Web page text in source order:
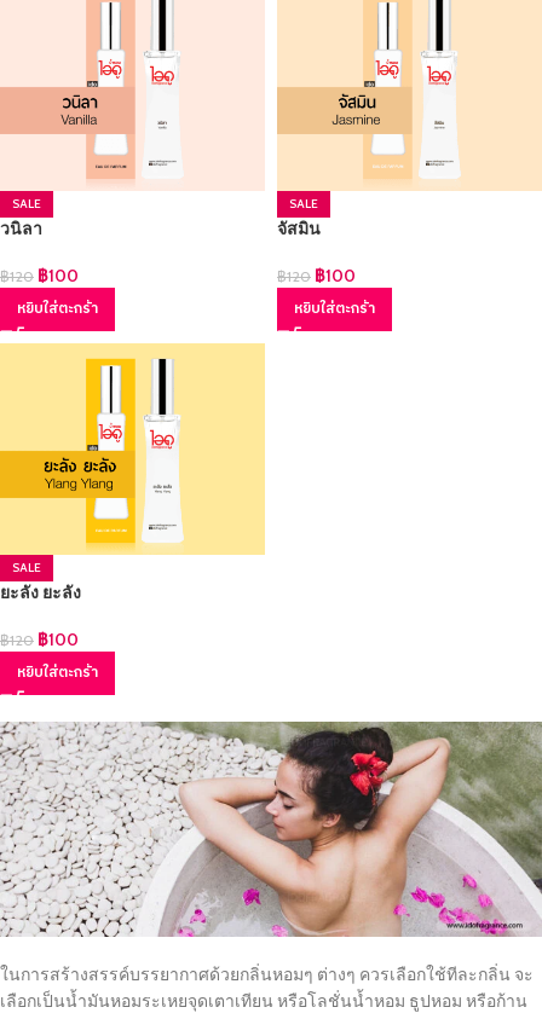
SALE
วนิลา
฿120 ฿100
หยิบใส่ตะกร้า
SALE
จัสมิน
฿120 ฿100
หยิบใส่ตะกร้า
SALE
ยะลัง ยะลัง
฿120 ฿100
หยิบใส่ตะกร้า
ในการสร้างสรรค์บรรยากาศด้วยกลิ่นหอมๆ ต่างๆ ควรเลือกใช้ทีละกลิ่น จะ
เลือกเป็นน้ำมันหอมระเหยจุดเตาเทียน หรือโลชั่นน้ำหอม ธูปหอม หรือก้าน